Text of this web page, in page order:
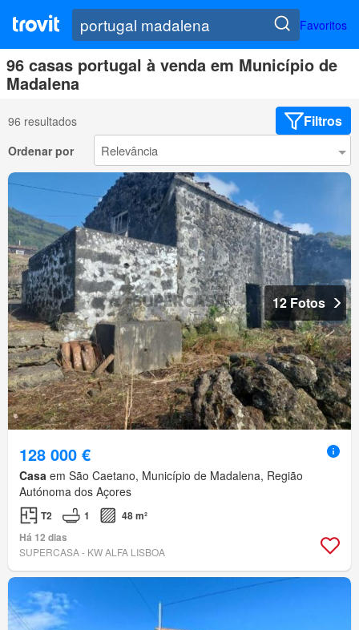
Favoritos
96 casas portugal à venda em Município de
Madalena
96 resultados Filtros
Ordenar por
12 Fotos
128 000 €
Casa em São Caetano, Município de Madalena, Região
Autónoma dos Açores
T2 1
48 m²
Há 12 dias
SUPERCASA - KW ALFA LISBOA